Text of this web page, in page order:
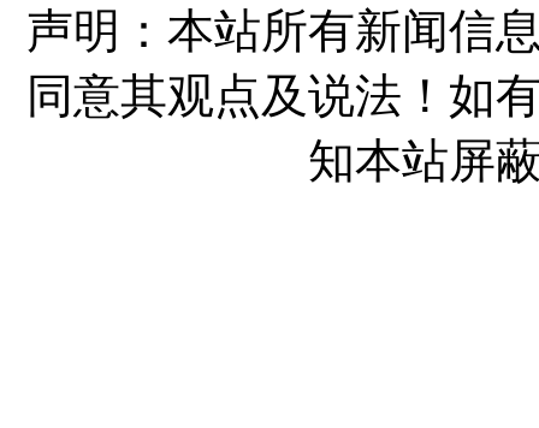
声明：本站所有新闻信
同意其观点及说法！如
知本站屏